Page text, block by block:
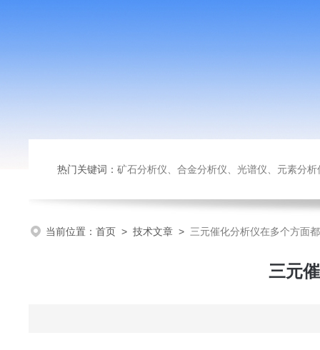
热门关键词： 矿石分析仪、合金分析仪、光谱仪、元素分析
当前位置： 首页 > 技术文章 > 三元催化分析仪在多个方面
三元